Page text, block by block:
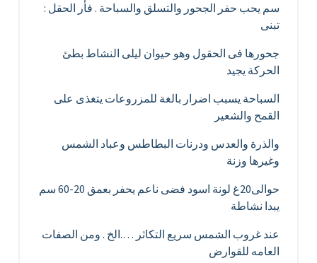
سم يحب حفر الجحور والتسلق والسباحة . فأر الحقل :
تبنى
جحورها فى الحقول وهو حيوان ليلى النشاط بطئ
الحركة يجيد
السباحة يسبب اضرار بالغة للمزروعات يتغذى على
القمح والشعير
والذرة والعدس ودرنات البطاطس وعباد الشمس
وغيرها وزنة
حوالى20غ لونة اسود فضى ناعم يحفر بعمق 20-60 سم
يبدا نشاطة
عند غروب الشمس سريع التكاثر ….الخ . ومن الصفات
العامه للقوارض